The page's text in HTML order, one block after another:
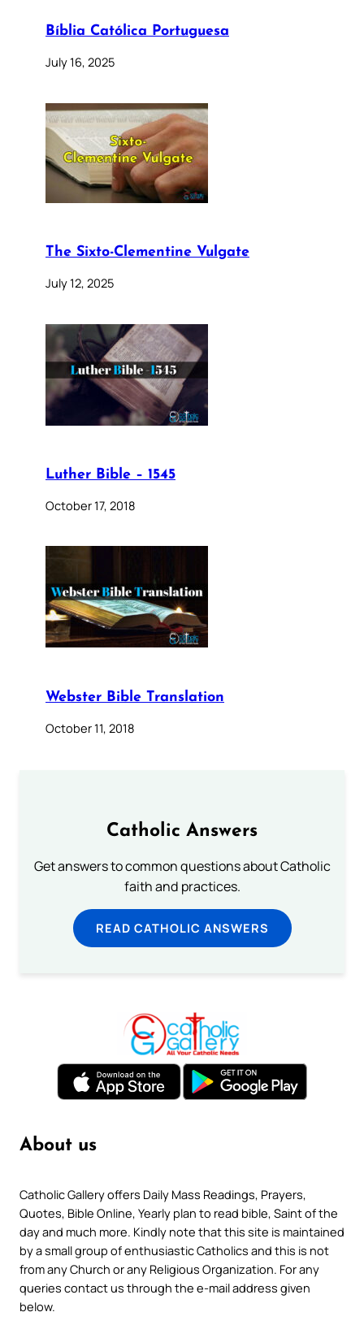
Bíblia Católica Portuguesa
July 16, 2025
The Sixto-Clementine Vulgate
July 12, 2025
Luther Bible – 1545
October 17, 2018
Webster Bible Translation
October 11, 2018
Catholic Answers
Get answers to common questions about Catholic
faith and practices.
READ CATHOLIC ANSWERS
About us
Catholic Gallery offers Daily Mass Readings, Prayers,
Quotes, Bible Online, Yearly plan to read bible, Saint of the
day and much more. Kindly note that this site is maintained
by a small group of enthusiastic Catholics and this is not
from any Church or any Religious Organization. For any
queries contact us through the e-mail address given
below.